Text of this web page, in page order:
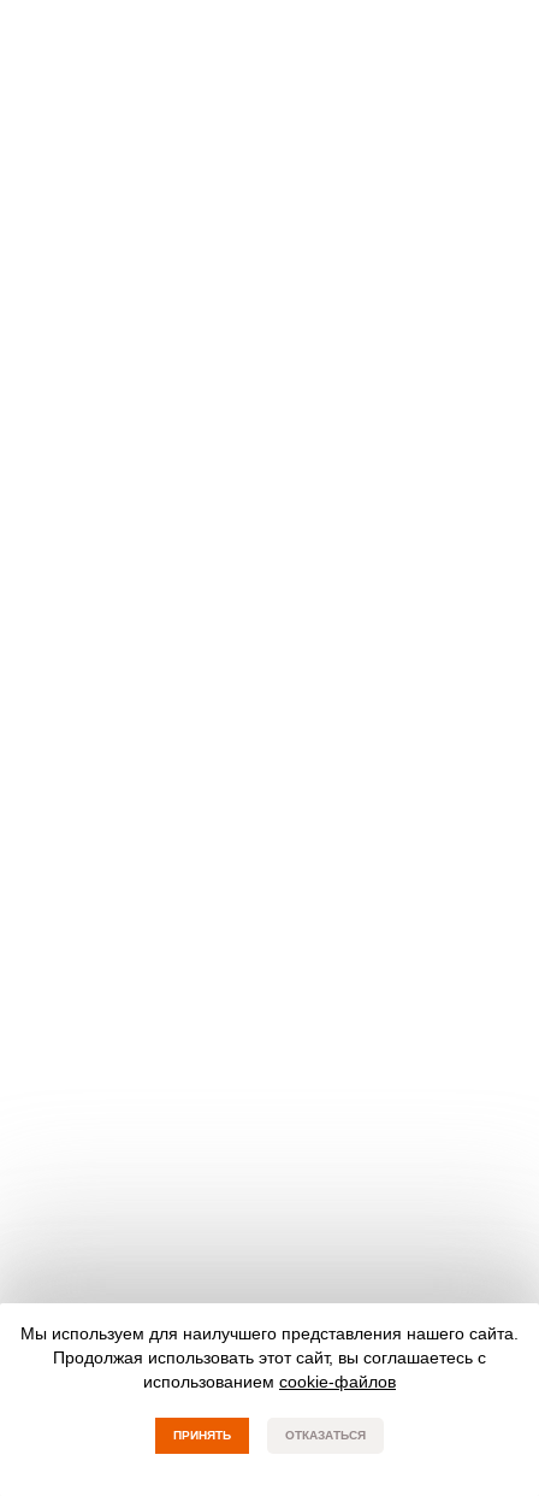
Мы используем для наилучшего представления нашего сайта.
Продолжая использовать этот сайт, вы соглашаетесь с
использованием cookie-файлов
ПРИНЯТЬ ОТКАЗАТЬСЯ